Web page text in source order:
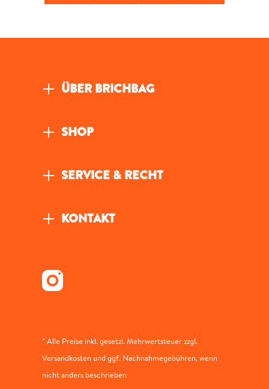
ÜBER BRICHBAG
SHOP
SERVICE & RECHT
KONTAKT
* Alle Preise inkl. gesetzl. Mehrwertsteuer zzgl.
Versandkosten und ggf. Nachnahmegebühren, wenn
nicht anders beschrieben